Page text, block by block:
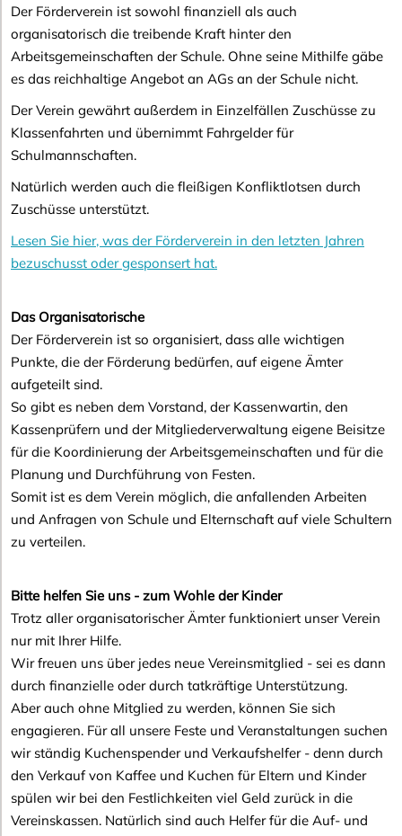
Der Förderverein ist sowohl finanziell als auch
organisatorisch die treibende Kraft hinter den
Arbeitsgemeinschaften der Schule. Ohne seine Mithilfe gäbe
es das reichhaltige Angebot an AGs an der Schule nicht.
Der Verein gewährt außerdem in Einzelfällen Zuschüsse zu
Klassenfahrten und übernimmt Fahrgelder für
Schulmannschaften.
Natürlich werden auch die fleißigen Konfliktlotsen durch
Zuschüsse unterstützt.
Lesen Sie hier, was der Förderverein in den letzten Jahren
bezuschusst oder gesponsert hat.
Das Organisatorische
Der Förderverein ist so organisiert, dass alle wichtigen
Punkte, die der Förderung bedürfen, auf eigene Ämter
aufgeteilt sind.
So gibt es neben dem Vorstand, der Kassenwartin, den
Kassenprüfern und der Mitgliederverwaltung eigene Beisitze
für die Koordinierung der Arbeitsgemeinschaften und für die
Planung und Durchführung von Festen.
Somit ist es dem Verein möglich, die anfallenden Arbeiten
und Anfragen von Schule und Elternschaft auf viele Schultern
zu verteilen.
Bitte helfen Sie uns - zum Wohle der Kinder
Trotz aller organisatorischer Ämter funktioniert unser Verein
nur mit Ihrer Hilfe.
Wir freuen uns über jedes neue Vereinsmitglied - sei es dann
durch finanzielle oder durch tatkräftige Unterstützung.
Aber auch ohne Mitglied zu werden, können Sie sich
engagieren. Für all unsere Feste und Veranstaltungen suchen
wir ständig Kuchenspender und Verkaufshelfer - denn durch
den Verkauf von Kaffee und Kuchen für Eltern und Kinder
spülen wir bei den Festlichkeiten viel Geld zurück in die
Vereinskassen. Natürlich sind auch Helfer für die Auf- und